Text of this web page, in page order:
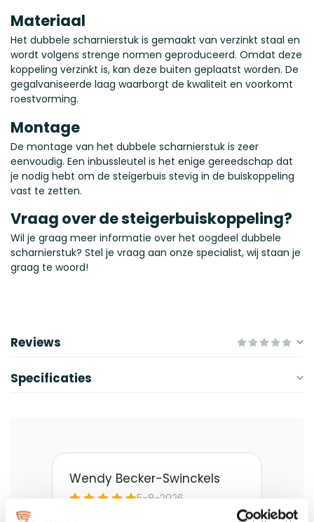
Materiaal
Het dubbele scharnierstuk is gemaakt van verzinkt staal en
wordt volgens strenge normen geproduceerd. Omdat deze
koppeling verzinkt is, kan deze buiten geplaatst worden. De
gegalvaniseerde laag waarborgt de kwaliteit en voorkomt
roestvorming.
Montage
De montage van het dubbele scharnierstuk is zeer
eenvoudig. Een inbussleutel is het enige gereedschap dat
je nodig hebt om de steigerbuis stevig in de buiskoppeling
vast te zetten.
Vraag over de steigerbuiskoppeling?
Wil je graag meer informatie over het oogdeel dubbele
scharnierstuk? Stel je vraag aan onze specialist, wij staan je
graag te woord!
Reviews
Specificaties